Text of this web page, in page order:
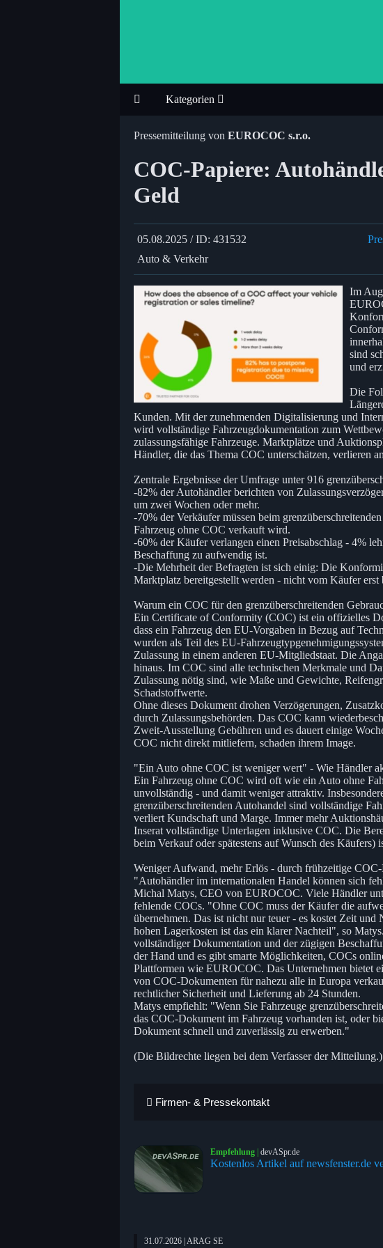
Kategorien
Pressemitteilung von EUROCOC s.r.o.
COC-Papiere:
Geld
05.08.2025 / ID: 431532
Auto & Verkehr
Im
sind
und
Die
Kunden. Mit der zunehmenden Digitalisierung und
wird vollständige Fahrzeugdokumentation zum
zulassungsfähige Fahrzeuge. Marktplätze und
Händler, die das Thema COC unterschätzen, verlieren
Zentrale Ergebnisse der Umfrage unter 916
-82% der Autohändler berichten von
um zwei Wochen oder mehr.
-70% der Verkäufer müssen beim
Fahrzeug ohne COC verkauft wird.
-60% der Käufer verlangen einen Preisabschlag - 4%
Beschaffung zu aufwendig ist.
-Die Mehrheit der Befragten ist sich einig: Die
Marktplatz bereitgestellt werden - nicht vom Käufer erst
Warum ein COC für den grenzüberschreitenden
Ein Certificate of Conformity (COC) ist ein offizielles
dass ein Fahrzeug den EU-Vorgaben in Bezug auf
wurden als Teil des EU-
Zulassung in einem anderen EU-Mitgliedstaat. Die
hinaus. Im COC sind alle technischen Merkmale und
Zulassung nötig sind, wie Maße und Gewichte,
Schadstoffwerte.
Ohne dieses Dokument drohen Verzögerungen,
durch Zulassungsbehörden. Das COC kann
Zweit-Ausstellung Gebühren und es dauert einige
COC nicht direkt mitliefern, schaden ihrem Image.
"Ein Auto ohne COC ist weniger wert" - Wie Händler
Ein Fahrzeug ohne COC wird oft wie ein Auto ohne
unvollständig - und damit weniger attraktiv.
grenzüberschreitenden Autohandel sind vollständige
verliert Kundschaft und Marge. Immer mehr
Inserat vollständige Unterlagen inklusive COC. Die
beim Verkauf oder spätestens auf Wunsch des Käufers)
Weniger Aufwand, mehr Erlös - durch frühzeitige
"Autohändler im internationalen Handel können sich
Michal Matys, CEO von EUROCOC. Viele Händler
fehlende COCs. "Ohne COC muss der Käufer die
übernehmen. Das ist nicht nur teuer - es kostet Zeit
hohen Lagerkosten ist das ein klarer Nachteil", so
vollständiger Dokumentation und der zügigen
der Hand und es gibt smarte Möglichkeiten, COCs
Plattformen wie EUROCOC. Das Unternehmen bietet
von COC-Dokumenten für nahezu alle in Europa
rechtlicher Sicherheit und Lieferung ab 24 Stunden.
Matys empfiehlt: "Wenn Sie Fahrzeuge
das COC-Dokument im Fahrzeug vorhanden ist, oder
Dokument schnell und zuverlässig zu erwerben."
(Die Bildrechte liegen bei dem Verfasser der Mitteilung.)
Firmen- & Pressekontakt
Empfehlung | devASpr.de
Kostenlos Artikel auf newsfenster.de
31.07.2026 | ARAG SE